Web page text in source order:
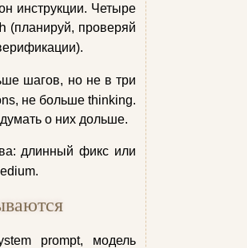
инструкции. Четыре
(планируй, проверяй
шагов, но не в три
не больше thinking.
о них дольше.
длинный фикс или
prompt, модель